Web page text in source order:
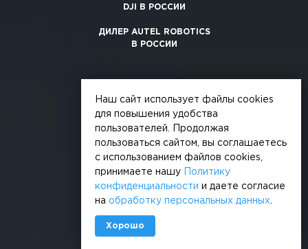
DJI В РОССИИ
ДИЛЕР AUTEL ROBOTICS
В РОССИИ
© 2026, +3. Все права защищены
Обработка персональных данных
Наш сайт использует файлы cookies
для повышения удобства
пользователей. Продолжая
пользоваться сайтом, вы соглашаетесь
с использованием файлов cookies,
принимаете нашу
Политику
конфиденциальности
и даете согласие
на обработку персональных данных
Хорошо